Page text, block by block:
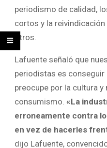
periodismo de calidad,
cortos y la
otros.
Lafuente señaló que
periodistas es conseguir
preocupe por la cultura y
consumismo. «La
erroneamente contra
en vez de hacerles
dijo Lafuente,